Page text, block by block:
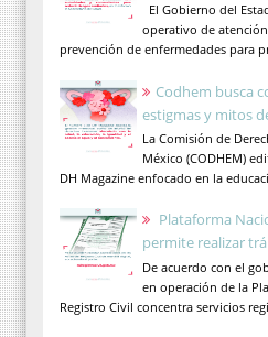
El Gobierno del
operativo de
prevención de enfermedades para
Codhem busca
estigmas y mitos
La Comisión de
México (CODHEM)
DH Magazine enfocado en la
Plataforma
permite realizar
De acuerdo con el
en operación de la
Registro Civil concentra servicios